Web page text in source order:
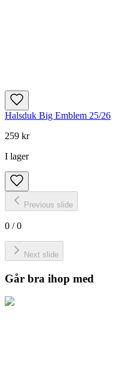
Halsduk Big Emblem 25/26
259 kr
I lager
Previous slide
0 /0
Next slide
Går bra ihop med